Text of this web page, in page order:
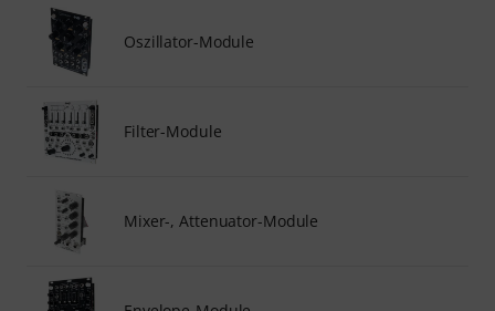
Oszillator-Module
Filter-Module
Mixer-, Attenuator-Module